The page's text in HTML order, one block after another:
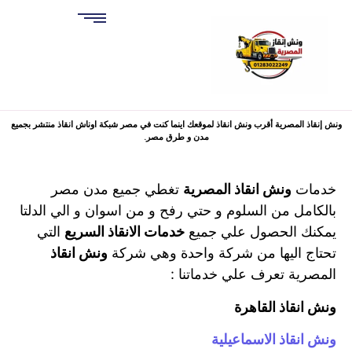
ونش إنقاذ المصرية أقرب ونش انقاذ لموقعك اينما كنت في مصر شبكة اوناش انقاذ منتشر بجميع
مدن و طرق مصر.
خدمات ونش انقاذ المصرية تغطي جميع مدن مصر
بالكامل من السلوم و حتي رفح و من اسوان و الي الدلتا
يمكنك الحصول علي جميع خدمات الانقاذ السريع التي
تحتاج اليها من شركة واحدة وهي شركة ونش انقاذ
المصرية تعرف علي خدماتنا :
ونش انقاذ القاهرة
ونش انقاذ الاسماعيلية